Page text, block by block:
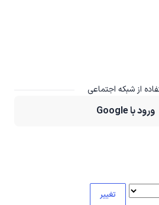
ورود با Google
از شبکه اجتماعی